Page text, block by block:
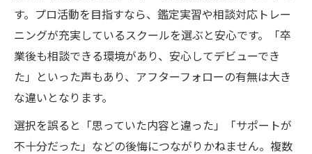
す。プロ活動を目指すなら、鑑定実習や相談対応トレー
ニングが充実しているスクールを選ぶと安心です。「卒
業後も相談できる環境があり、安心してデビューでき
た」といった声もあり、アフターフォローの有無は大き
な違いとなります。
選択を誤ると「思っていた内容と違った」「サポートが
不十分だった」などの後悔につながりかねません。複数